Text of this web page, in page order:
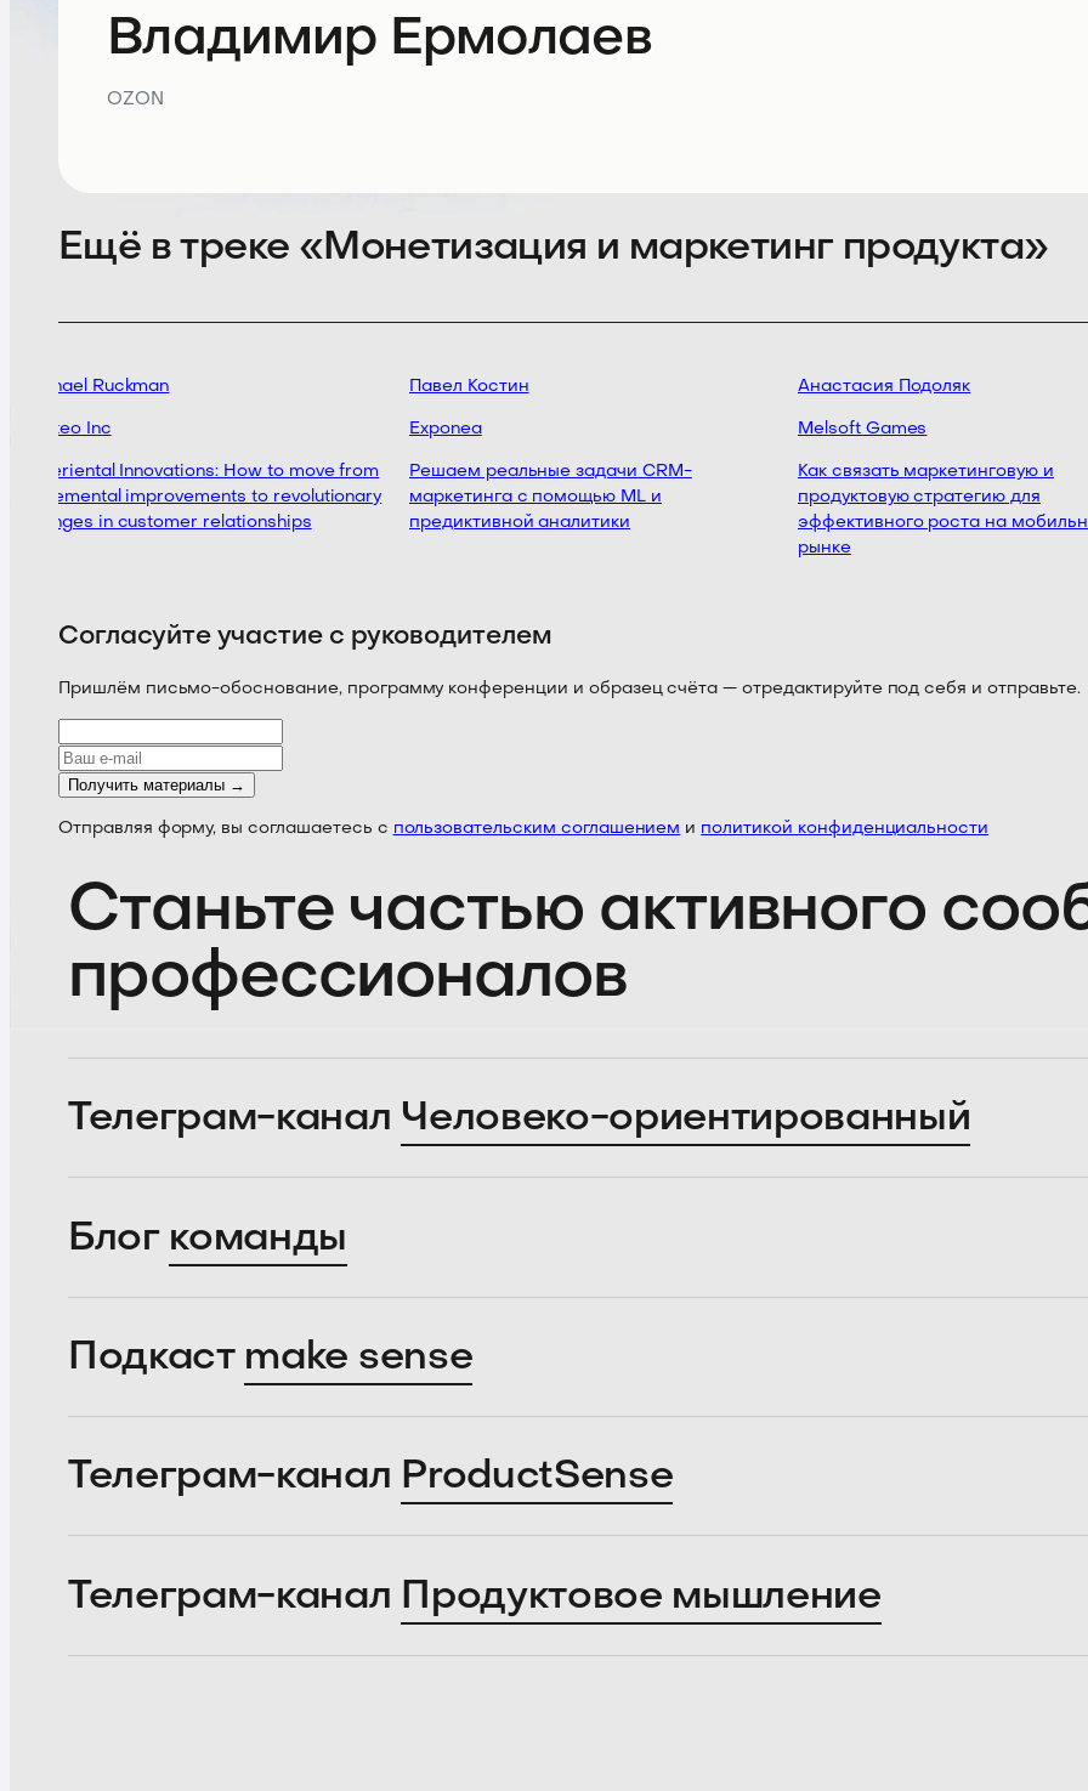
Владимир Ермолаев
OZON
Ещё в треке «Монетизация и маркетинг продукта»
Michael Ruckman
Senteo Inc
Experiental Innovations: How to move from
incremental improvements to revolutionary
changes in customer relationships
Павел Костин
Exponea
Решаем реальные задачи CRM-
маркетинга с помощью ML и
предиктивной аналитики
Анастасия Подоляк
Melsoft Games
Как связать маркетинговую и
продуктовую стратегию для
эффективного роста на
рынке
Согласуйте участие с руководителем
Пришлём письмо-обоснование, программу конференции и образец счёта — отредактируйте под себя и отправьте.
Получить материалы →
Отправляя форму, вы соглашаетесь с пользовательским соглашением и политикой конфиденциальности
Станьте частью активного
профессионалов
Телеграм-канал Человеко-ориентированный
Блог команды
Подкаст make sense
Телеграм-канал ProductSense
Телеграм-канал Продуктовое мышление